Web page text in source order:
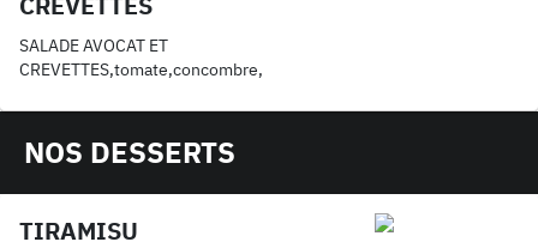
SALADE AVOCAT ET
CREVETTES,tomate,concombre,
NOS DESSERTS
TIRAMISU